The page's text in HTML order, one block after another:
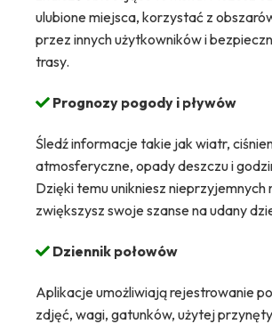
ulubione miejsca, korzystać z
przez innych użytkowników i
trasy.
Prognozy pogody i pływów
Śledź informacje takie jak wiatr,
atmosferyczne, opady deszczu i
Dzięki temu unikniesz nieprzyjemnych
zwiększysz swoje szanse na udany
Dziennik połowów
Aplikacje umożliwiają rejestrowanie
zdjęć, wagi, gatunków, użytej